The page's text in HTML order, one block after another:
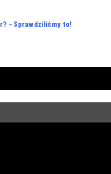
– Sprawdziliśmy to!